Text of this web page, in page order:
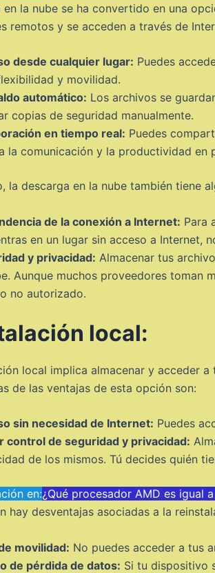
en la nube se ha convertido en una
remotos y se acceden a través de
desde cualquier lugar: Puedes
y movilidad.
automático: Los archivos se
copias de seguridad manualmente.
en tiempo real: Puedes
la comunicación y la productividad en
la descarga en la nube también tiene
de la conexión a Internet: Para
en un lugar sin acceso a Internet,
y privacidad: Almacenar tus
Aunque muchos proveedores toman
no autorizado.
local:
local implica almacenar y acceder
de las ventajas de esta opción son:
sin necesidad de Internet: Puedes
control de seguridad y privacidad:
de los mismos. Tú decides quién
en:¿Qué procesador AMD es igual
hay desventajas asociadas a la
movilidad: No puedes acceder a tus
de pérdida de datos: Si tu dispositivo